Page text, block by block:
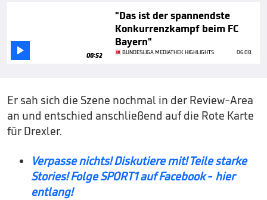
 00:52
"Das ist der spannendste
Konkurrenzkampf beim FC
Bayern"
BUNDESLIGA MEDIATHEK HIGHLIGHTS 06.08.
Er sah sich die Szene nochmal in der Review-Area
an und entschied anschließend auf die Rote Karte
für Drexler.
Verpasse nichts! Diskutiere mit! Teile starke
Stories! Folge SPORT1 auf Facebook - hier
entlang!